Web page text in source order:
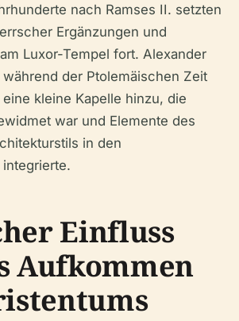
nach Ramses II. setzten
Ergänzungen und
Luxor-Tempel fort. Alexander
der Ptolemäischen Zeit
kleine Kapelle hinzu, die
war und Elemente des
in den
Einfluss
Aufkommen